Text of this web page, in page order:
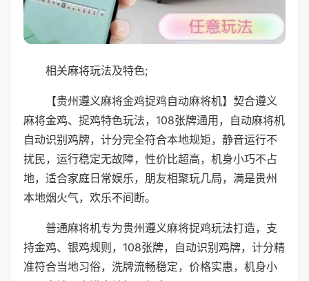
相关麻将玩法及特色;
【贵州遵义麻将金鸡捉鸡自动麻将机】契合遵义
麻将金鸡、捉鸡特色玩法，108张牌通用，自动麻将机
自动识别鸡牌，计分完全符合本地规矩，静音运行不
扰民，运行稳定无故障，性价比超高，机身小巧不占
地，适合家庭日常娱乐，朋友相聚玩几局，满是贵州
本地烟火气，欢乐不间断。
普通麻将机专为贵州遵义麻将捉鸡玩法打造，支
持金鸡、银鸡规则，108张牌，自动识别鸡牌，计分精
准符合当地习俗，洗牌流畅稳定，价格实惠，机身小